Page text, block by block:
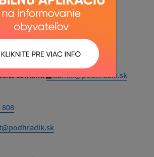
: in the year 1401
info@podhradik.sk
content:
admin@podhradik.sk
808